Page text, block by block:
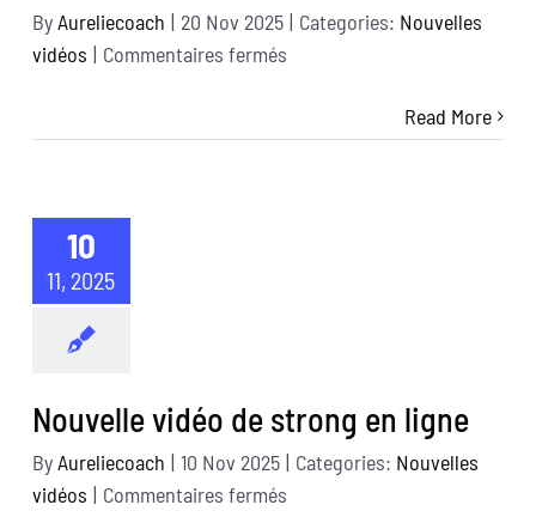
ByAureliecoach | 20 Nov 2025 | Categories: Nouvelles
vidéos | Commentaires ferméssur
Read More
10
11, 2025
Nouvelle vidéo de strong en ligne
ByAureliecoach | 10 Nov 2025 | Categories: Nouvelles
vidéos | Commentaires ferméssur